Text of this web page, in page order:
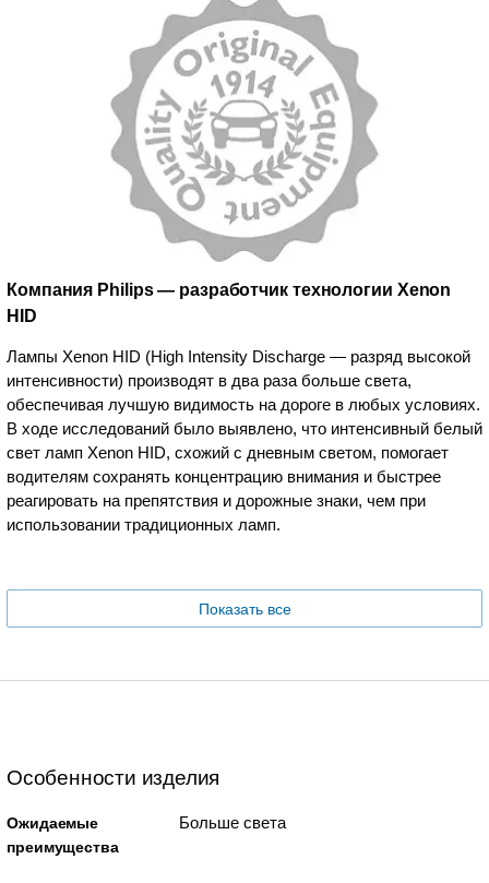
Компания Philips — разработчик технологии Xenon
HID
Лампы Xenon HID (High Intensity Discharge — разряд высокой
интенсивности) производят в два раза больше света,
обеспечивая лучшую видимость на дороге в любых условиях.
В ходе исследований было выявлено, что интенсивный белый
свет ламп Xenon HID, схожий с дневным светом, помогает
водителям сохранять концентрацию внимания и быстрее
реагировать на препятствия и дорожные знаки, чем при
использовании традиционных ламп.
Показать все
Особенности изделия
Ожидаемые
преимущества
Больше света